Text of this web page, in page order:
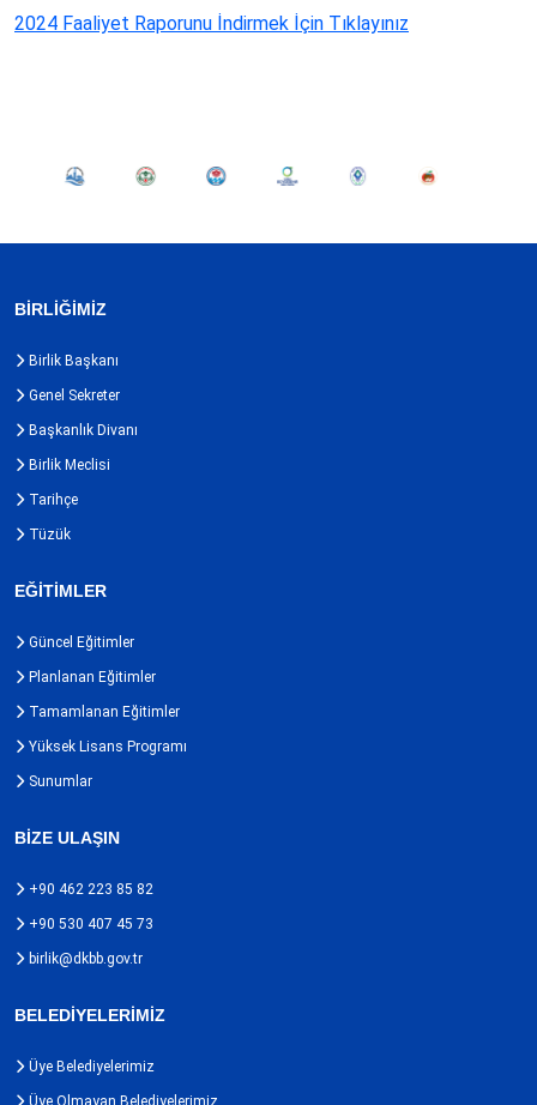
2024 Faaliyet Raporunu İndirmek İçin Tıklayınız
BİRLİĞİMİZ
Birlik Başkanı
Genel Sekreter
Başkanlık Divanı
Birlik Meclisi
Tarihçe
Tüzük
EĞİTİMLER
Güncel Eğitimler
Planlanan Eğitimler
Tamamlanan Eğitimler
Yüksek Lisans Programı
Sunumlar
BİZE ULAŞIN
+90 462 223 85 82
+90 530 407 45 73
birlik@dkbb.gov.tr
BELEDİYELERİMİZ
Üye Belediyelerimiz